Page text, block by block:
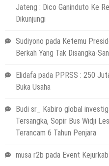
Jateng : Dico Ganinduto Ke
Dikunjungi
Sudiyono pada Ketemu
Berkah Yang Tak Disangka-
Elidafa pada PPRSS : 250
Buka Usaha
Budi sr_ Kabiro global
Tersangka, Sopir Bus Widji
Terancam 6 Tahun Penjara
musa r2b pada Event